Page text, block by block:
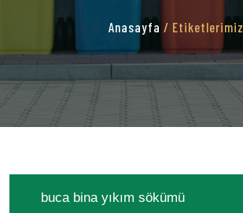
Anasayfa / Etiketlerimiz
buca bina yıkım sökümü